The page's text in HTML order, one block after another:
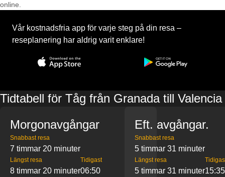
online.
Vår kostnadsfria app för varje steg på din resa –
reseplanering har aldrig varit enklare!
Tidtabell för Tåg från Granada till Valencia
Morgonavgångar
Snabbast resa
7 timmar 20 minuter
Längst resa
8 timmar 20 minuter
Tidigast
06:50
Eft. avgångar.
Snabbast resa
5 timmar 31 minuter
Längst resa
5 timmar 31 minuter15:35